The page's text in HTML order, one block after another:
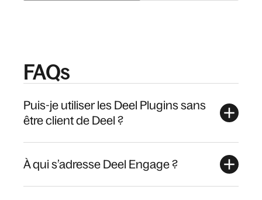
FAQs
Puis-je utiliser les Deel Plugins sans
être client de Deel ?
À qui s’adresse Deel Engage ?